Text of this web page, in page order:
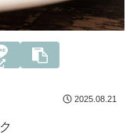
2025.08.21